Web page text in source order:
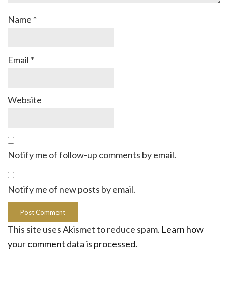
Name *
Email *
Website
Notify me of follow-up comments by email.
Notify me of new posts by email.
This site uses Akismet to reduce spam. Learn how
your comment data is processed.